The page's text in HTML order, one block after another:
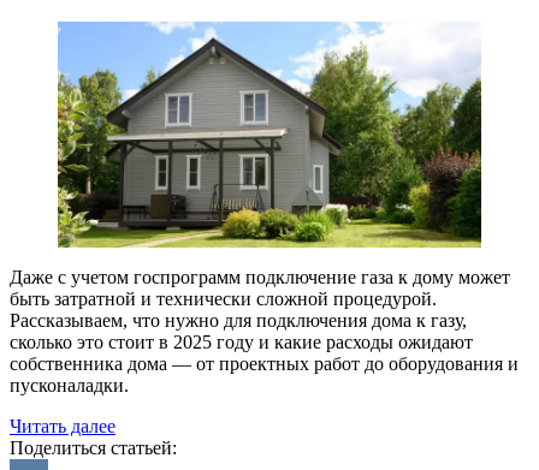
Даже с учетом госпрограмм подключение газа к дому может
быть затратной и технически сложной процедурой.
Рассказываем, что нужно для подключения дома к газу,
сколько это стоит в 2025 году и какие расходы ожидают
собственника дома — от проектных работ до оборудования и
пусконаладки.
Читать далее«Сколько
стоит
Поделиться статьей: